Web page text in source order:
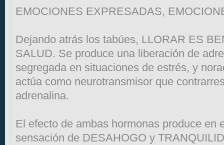
EMOCIONES EXPRESADAS,
Dejando atrás los tabúes, LLORAR ES
SALUD. Se produce una liberación de
segregada en situaciones de estrés, y
actúa como neurotransmisor que
adrenalina.
El efecto de ambas hormonas produce en
sensación de DESAHOGO y